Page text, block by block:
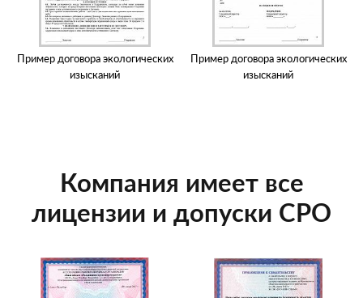
Пример договора экологических
изысканий
Пример договора экологических
изысканий
Компания имеет все
лицензии и допуски СРО